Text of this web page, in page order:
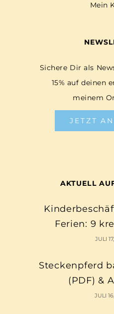
Mein
Sichere Dir als
15% auf deinen
meinem
JETZT
AKTUELL
Ferien: 9
JULI
Steckenpferd
(PDF) &
JULI